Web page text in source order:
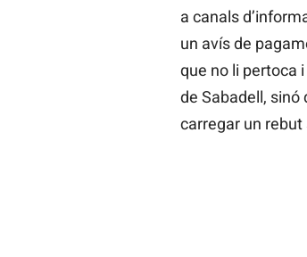
a canals
un avís de
que no li pertoca
de Sabadell, sinó
carregar un